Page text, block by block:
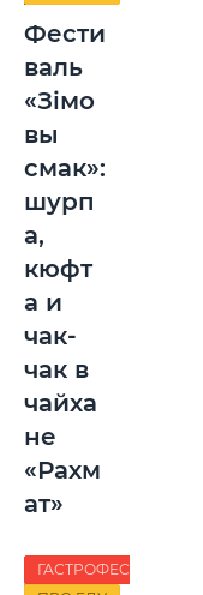
Фести
валь
«Зiмо
вы
смак»:
шурп
а,
кюфт
а и
чак-
чак в
чайха
не
«Рахм
ат»
ГАСТРОФЕСТ